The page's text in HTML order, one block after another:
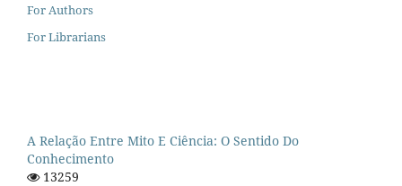
For Authors
For Librarians
A Relação Entre Mito E Ciência: O Sentido Do
Conhecimento
13259